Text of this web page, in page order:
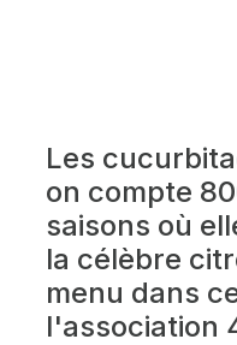
Les
on compte
saisons où
la célèbre
menu dans
l'association